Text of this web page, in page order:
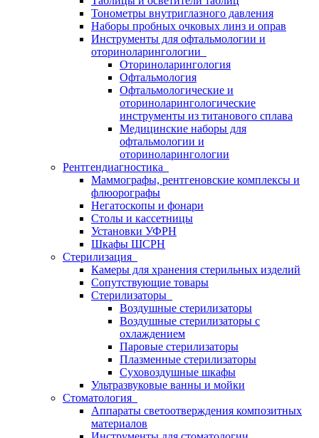
Тонометры внутриглазного давления
Наборы пробных очковых линз и оправ
Инструменты для офтальмологии и
оториноларингологии
Оториноларингология
Офтальмология
Офтальмологические и
оториноларингологические
инструменты из титанового сплава
Медицинские наборы для
офтальмологии и
оториноларингологии
Рентгендиагностика
Маммографы, рентгеновские комплексы и
флюорографы
Негатоскопы и фонари
Столы и кассетницы
Установки УФРН
Шкафы ШСРН
Стерилизация
Камеры для хранения стерильных изделий
Сопутствующие товары
Стерилизаторы
Воздушные стерилизаторы
Воздушные стерилизаторы с
охлаждением
Паровые стерилизаторы
Плазменные стерилизаторы
Суховоздушные шкафы
Ультразвуковые ванны и мойки
Стоматология
Аппараты светоотверждения композитных
материалов